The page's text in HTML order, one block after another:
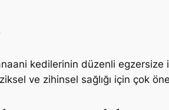
kedilerinin düzenli
ve zihinsel sağlığı için çok